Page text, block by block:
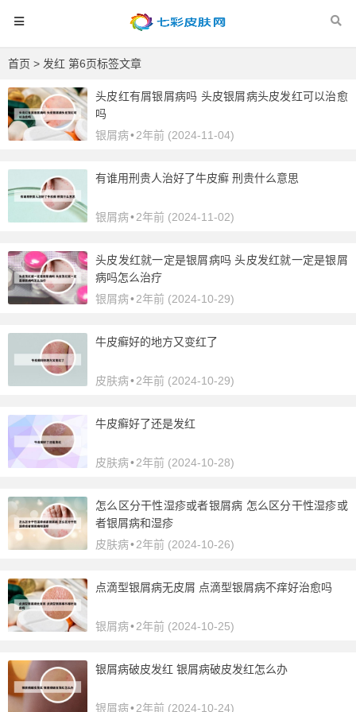
首页 > 发红 第6页标签文章
头皮红有屑银屑病吗 头皮银屑病头皮发红可以治愈
吗
银屑病•2年前 (2024-11-04)
有谁用刑贵人治好了牛皮癣 刑贵什么意思
银屑病•2年前 (2024-11-02)
头皮发红就一定是银屑病吗 头皮发红就一定是银屑
病吗怎么治疗
银屑病•2年前 (2024-10-29)
牛皮癣好的地方又变红了
皮肤病•2年前 (2024-10-29)
牛皮癣好了还是发红
皮肤病•2年前 (2024-10-28)
怎么区分干性湿疹或者银屑病 怎么区分干性湿疹或
者银屑病和湿疹
皮肤病•2年前 (2024-10-26)
点滴型银屑病无皮屑 点滴型银屑病不痒好治愈吗
银屑病•2年前 (2024-10-25)
银屑病破皮发红 银屑病破皮发红怎么办
银屑病•2年前 (2024-10-24)